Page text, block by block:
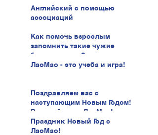
Английский с помощью
ассоциаций
Как помочь взрослым
запомнить такие чужие
буквы иврита?
ЛаоМао - это учеба и игра!
Поздравляем вас с
наступающим Новым Годом!
В новый год с ЛаоМао!
Праздник Новый Год с
ЛаоМао!